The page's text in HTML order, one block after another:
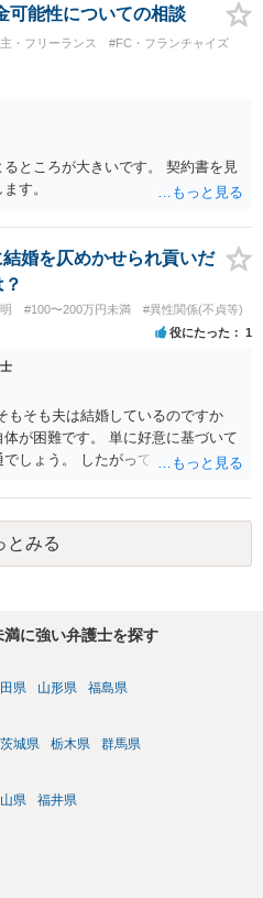
されると通常訴訟へ移行するため，
れる場合は最初から訴訟手続きを取
可能性についての相談
・フリーランス
#FC・フランチャイズ
ところが大きいです。 契約書を見
す。
婚を仄めかせられ貢いだ
#100〜200万円未満 #異性関係(不貞等)
役にたった 1
もそも夫は結婚しているのですか
が困難です。 単に好意に基づいて
しょう。 したがってどのような構
が一応あります。
とみる
に強い弁護士を探す
県 山形県 福島県
茨城県 栃木県 群馬県
県 福井県